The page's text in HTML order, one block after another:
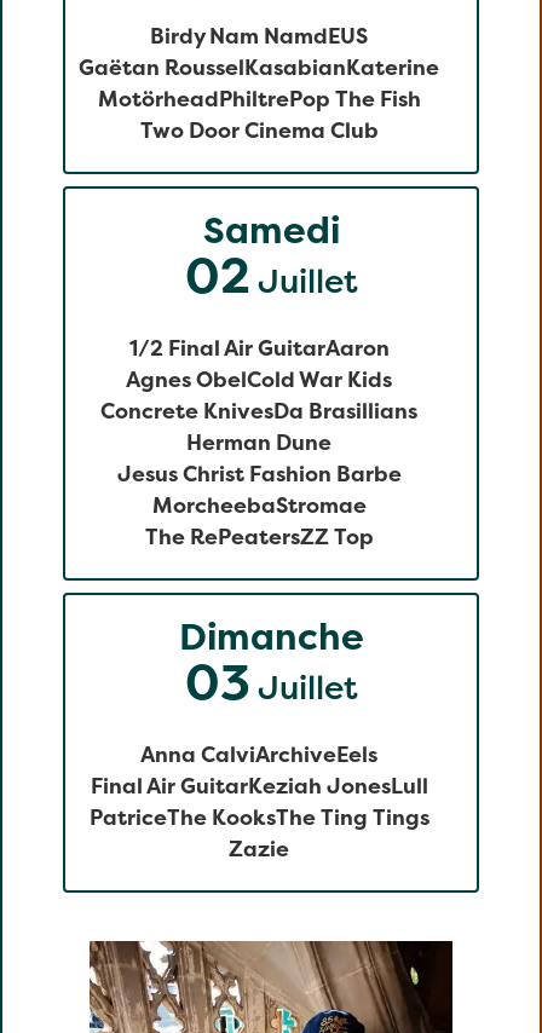
Birdy Nam NamdEUS
Gaëtan RousselKasabianKaterine
MotörheadPhiltrePop The Fish
Two Door Cinema Club
Samedi
02Juillet
1/2 Final Air GuitarAaron
Agnes ObelCold War Kids
Concrete KnivesDa Brasillians
Herman Dune
Jesus Christ Fashion Barbe
MorcheebaStromae
The RePeatersZZ Top
Dimanche
03Juillet
Anna CalviArchiveEels
Final Air GuitarKeziah JonesLull
PatriceThe KooksThe Ting Tings
Zazie